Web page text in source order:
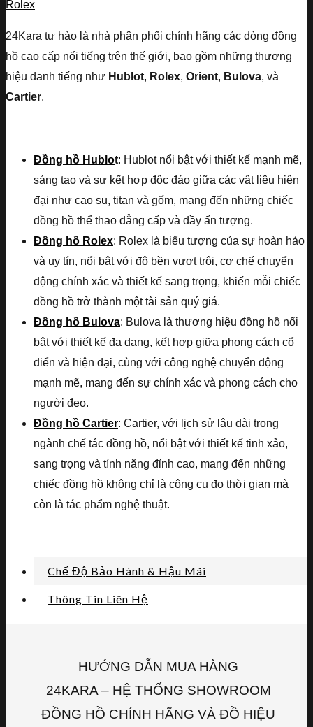
Rolex
24Kara tự hào là nhà phân phối chính hãng các dòng đồng
hồ cao cấp nổi tiếng trên thế giới, bao gồm những thương
hiệu danh tiếng như Hublot, Rolex, Orient, Bulova, và
Cartier.
Đồng hồ Hublot: Hublot nổi bật với thiết kế mạnh mẽ,
sáng tạo và sự kết hợp độc đáo giữa các vật liệu hiện
đại như cao su, titan và gốm, mang đến những chiếc
đồng hồ thể thao đẳng cấp và đầy ấn tượng.
Đồng hồ Rolex: Rolex là biểu tượng của sự hoàn hảo
và uy tín, nổi bật với độ bền vượt trội, cơ chế chuyển
động chính xác và thiết kế sang trọng, khiến mỗi chiếc
đồng hồ trở thành một tài sản quý giá.
Đồng hồ Bulova: Bulova là thương hiệu đồng hồ nổi
bật với thiết kế đa dạng, kết hợp giữa phong cách cổ
điển và hiện đại, cùng với công nghệ chuyển động
mạnh mẽ, mang đến sự chính xác và phong cách cho
người đeo.
Đồng hồ Cartier: Cartier, với lịch sử lâu dài trong
ngành chế tác đồng hồ, nổi bật với thiết kế tinh xảo,
sang trọng và tính năng đỉnh cao, mang đến những
chiếc đồng hồ không chỉ là công cụ đo thời gian mà
còn là tác phẩm nghệ thuật.
Chế Độ Bảo Hành & Hậu Mãi
Thông Tin Liên Hệ
HƯỚNG DẪN MUA HÀNG
24KARA – HỆ THỐNG SHOWROOM
ĐỒNG HỒ CHÍNH HÃNG VÀ ĐỒ HIỆU